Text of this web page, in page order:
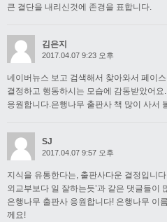
큰 결단을 내리신것에 존경을 표합니다.
김은지
2017.04.07 9:23 오후
네이버뉴스 보고 검색해서 찾아와서 페이
결정하고 행동하시는 모습에 감동받았어요.
응원합니다.은행나무 출판사 책 많이 사서
SJ
2017.04.07 9:57 오후
지식을 유통한다는, 출판사다운 결정입니
외교부보다 일 잘하는듯’과 같은 댓글들이
은행나무 출판사 응원합니다! 은행나무 이
께요!